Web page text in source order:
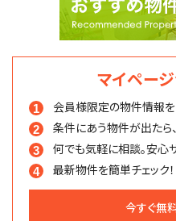
マイペー
会員様限定の物件情報を
条件にあう物件が出たら
何でも気軽に相談。安心
最新物件を簡単チェック！
今すぐ無